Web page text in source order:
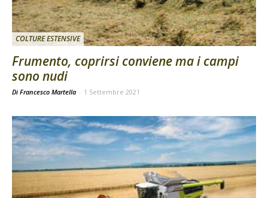
COLTURE ESTENSIVE
Frumento, coprirsi conviene ma i campi
sono nudi
Di Francesco Martella - 1 Settembre 2021